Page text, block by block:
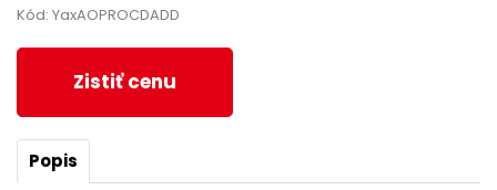
Kód: YaxAOPROCDADD
Zistiť cenu
Popis